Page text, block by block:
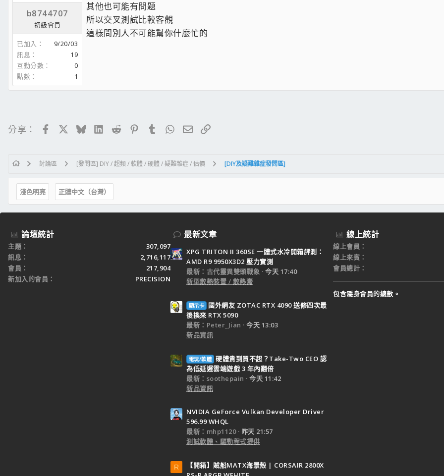
b8744707
初級會員
已加入
9/20/03
訊息
19
互動分數
0
點數
1
其他也可能有問題
所以交叉測試比較客觀
這樣問別人不可能幫你什麼忙的
分享： FacebookBlueskyLinkedIn
RedditPinterestTumblrWhatsApp
電子郵件
連結
討論區 [發問區] DIY / 超頻 / 軟體 / 硬體 / 疑難雜症 / 估價 [DIY及疑難雜症發問區]
淺色明亮 正體中文（台灣）
論壇統計
主題
307,097
訊息
2,716,117
會員
217,904
新加入的會員
PRECISION
最新文章
XPG TRITON II 360SE 一體式水冷開箱評測：
AMD R9 9950X3D2 壓力實測
最新：古代靈異雙頭戰象
今天 17:40
新型散熱裝置 / 散熱膏
顯示卡
國外網友 ZOTAC RTX 4090 送修四次最
後換來 RTX 5090
最新：Peter_Jian
今天 13:03
新品資訊
電玩/軟體 硬體貴到買不起？Take-Two CEO 認
為低延遲雲端遊戲 3 年內翻倍
最新：soothepain
今天 11:42
新品資訊
NVIDIA GeForce Vulkan Developer Driver
596.99 WHQL
最新：mhp1120
昨天 21:57
測試軟體、驅動程式提供
R
【開箱】賊船MATX海景殼 | CORSAIR 2800X
線上統計
線上會員
線上來賓
會員總計
包含隱身會員的總數。